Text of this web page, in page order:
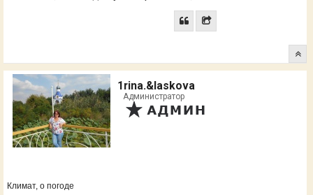
1rina.&laskova
Администратор
Климат, о погоде